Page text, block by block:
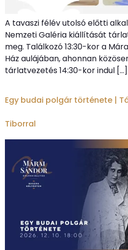
A tavaszi félév utolsó előtti
Nemzeti Galéria kiállítását
meg. Találkozó 13:30-kor a
Ház aulájában, ahonnan
tárlatvezetés 14:30-kor indul […]
Egy budai polgár története |
Tiborral